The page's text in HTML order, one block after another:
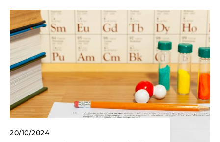
20/10/2024